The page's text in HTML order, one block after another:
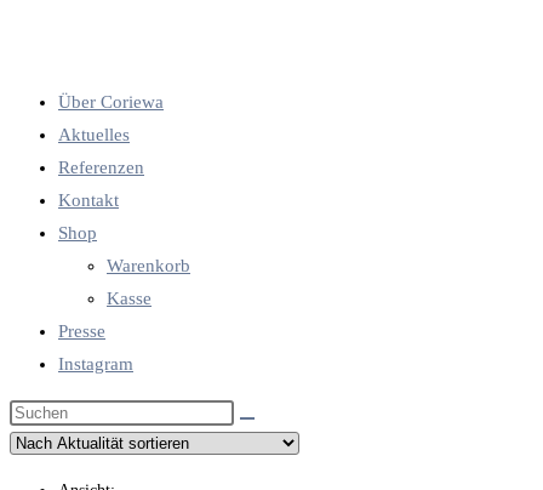
Über Coriewa
Aktuelles
Referenzen
Kontakt
Shop
Warenkorb
Kasse
Presse
Instagram
Diese
Website